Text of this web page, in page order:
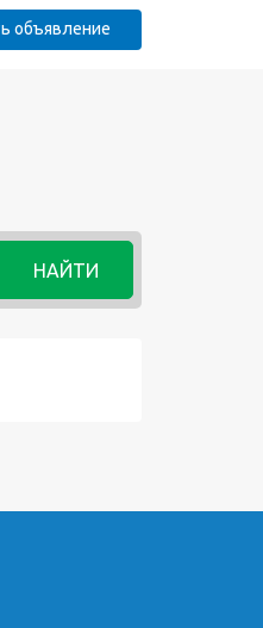
объявление
НАЙТИ